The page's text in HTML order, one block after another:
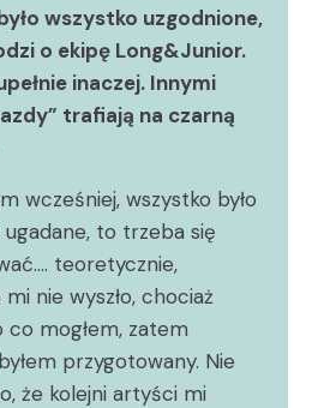
wszystko uzgodnione,
o ekipę Long&Junior.
inaczej. Innymi
trafiają na czarną
wcześniej, wszystko było
to trzeba się
teoretycznie,
nie wyszło, chociaż
co mogłem, zatem
przygotowany. Nie
że kolejni artyści mi